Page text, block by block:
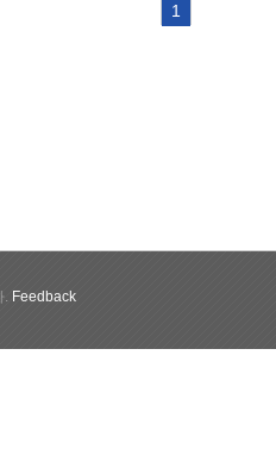
1
. Feedback